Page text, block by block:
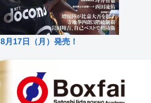
8月17日（月）発売！